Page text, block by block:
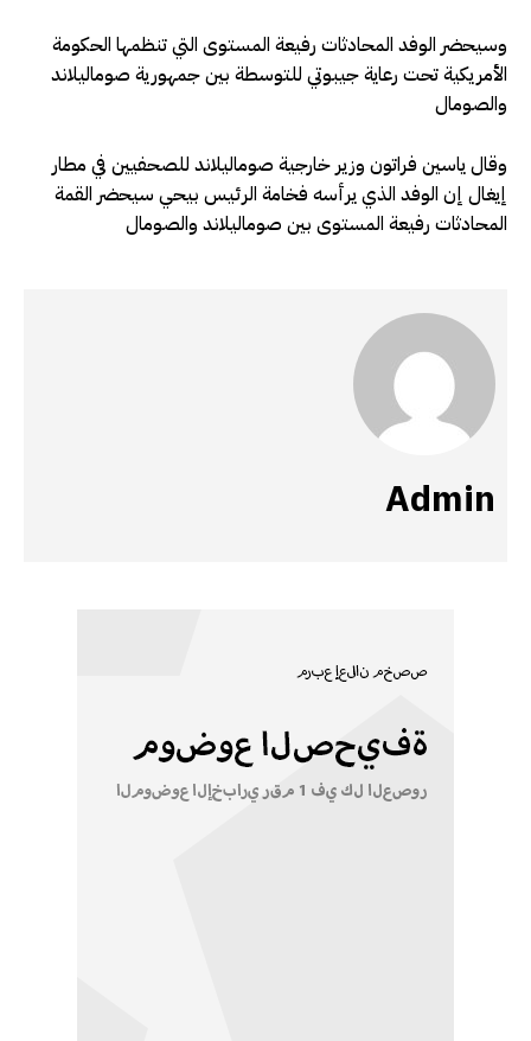
وسيحضر الوفد المحادثات رفيعة المستوى التي تنظمها الحكومة
الأمريكية تحت رعاية جيبوتي للتوسطة بين جمهورية صوماليلاند
والصومال
وقال ياسين فراتون وزير خارجية صوماليلاند للصحفيين في مطار
إيغال إن الوفد الذي يرأسه فخامة الرئيس بيحي سيحضر القمة
المحادثات رفيعة المستوى بين صوماليلاند والصومال
Admin